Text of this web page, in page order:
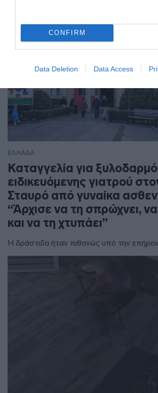
CONFIRM
Data Deletion Data Access
ΕΛΛΑΔΑ
Καταγγελία για ξυλοδαρμό
ειδικευόμενης γιατρού
Σταυρό από γυναίκα
“Άρχισε να τη σπρώχνει, να
και να τη χτυπάει”
Η δράστιδα ήταν πιθανώς υπό την